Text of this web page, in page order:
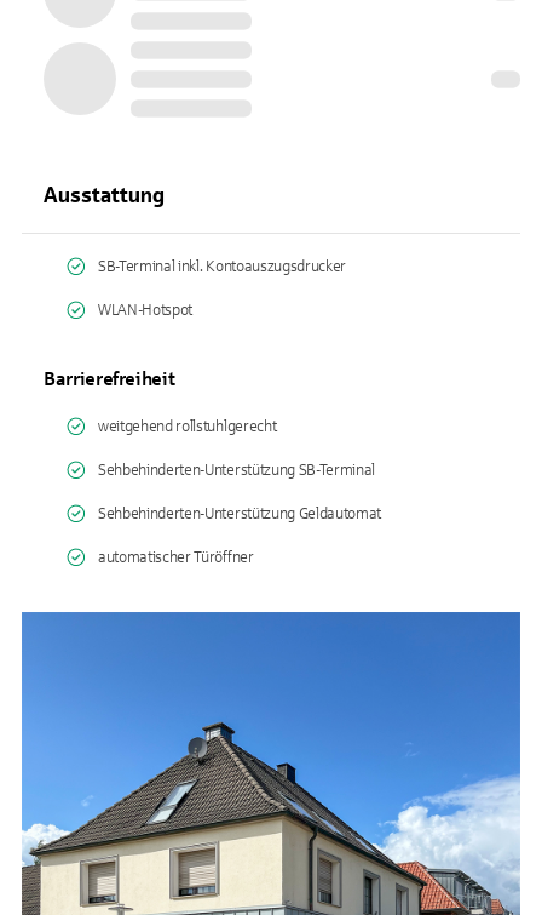
Ausstattung
SB-Terminal inkl. Kontoauszugsdrucker
WLAN-Hotspot
Barrierefreiheit
weitgehend rollstuhlgerecht
Sehbehinderten-Unterstützung SB-Terminal
Sehbehinderten-Unterstützung Geldautomat
automatischer Türöffner